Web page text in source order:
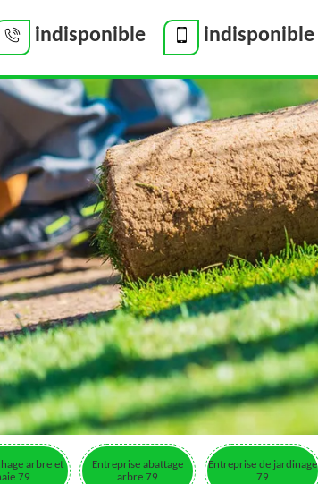
indisponible indisponible
arbre et
79
Entreprise abattage
arbre 79
Entreprise de jardinage
79